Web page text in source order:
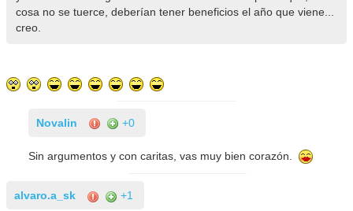
cosa no se tuerce, deberían tener beneficios el año que viene...
creo.
Novalin +0
Sin argumentos y con caritas, vas muy bien corazón.
alvaro.a_sk +1